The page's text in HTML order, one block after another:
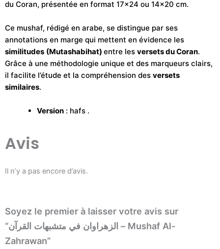
du Coran, présentée en format 17×24 ou 14×20 cm.
Ce mushaf, rédigé en arabe, se distingue par ses
annotations en marge qui mettent en évidence les
similitudes (Mutashabihat) entre les versets du Coran.
Grâce à une méthodologie unique et des marqueurs clairs,
il facilite l’étude et la compréhension des versets
similaires.
Version : hafs .
Avis
Il n’y a pas encore d’avis.
Soyez le premier à laisser votre avis sur
“الزهراوان في متشبهات القرآن – Mushaf Al-
Zahrawan”